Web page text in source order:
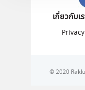
เกี่ยวกับเ
© 2020